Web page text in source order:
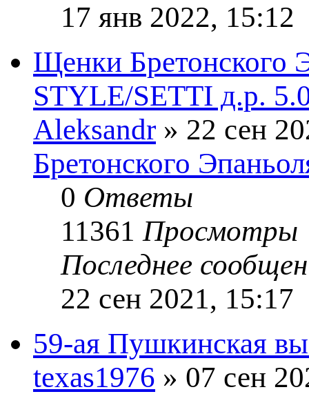
17 янв 2022, 15:12
Щенки Бретонского
STYLE/SETTI д.р.
Aleksandr » 22 сен
Бретонского
0 Ответы
11361 Просмотры
Последнее
22 сен 2021, 15:17
59-ая Пушкинская
texas1976 » 07 сен